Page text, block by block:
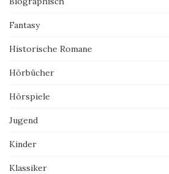
Fantasy
Historische Romane
Hörbücher
Hörspiele
Jugend
Kinder
Klassiker